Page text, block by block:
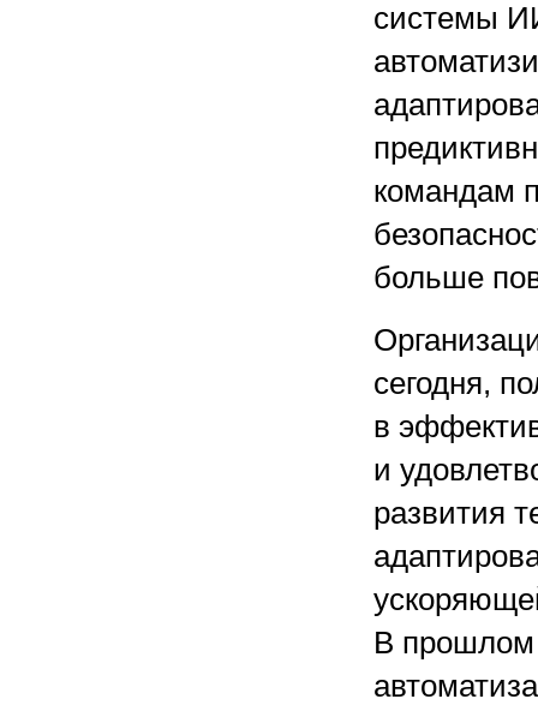
системы
командам
больше
сегодня,
в
и
развития
В прошлом